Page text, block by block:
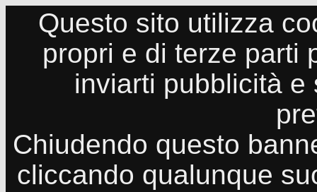
Questo sito utilizza
propri e di terze parti
inviarti pubblicità
Chiudendo questo
cliccando qualunque